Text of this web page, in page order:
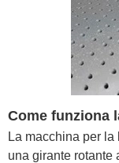
Come funziona
La macchina per
una girante rotante